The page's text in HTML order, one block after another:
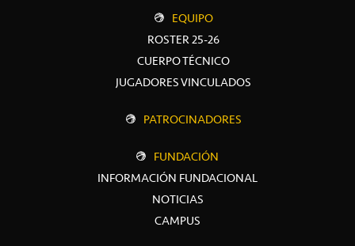
EQUIPO
ROSTER 25-26
CUERPO TÉCNICO
JUGADORES VINCULADOS
PATROCINADORES
FUNDACIÓN
INFORMACIÓN FUNDACIONAL
NOTICIAS
CAMPUS